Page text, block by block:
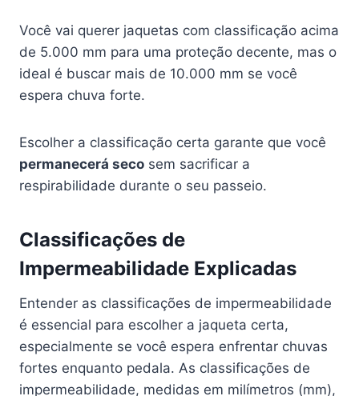
Você vai querer jaquetas com classificação acima
de 5.000 mm para uma proteção decente, mas o
ideal é buscar mais de 10.000 mm se você
espera chuva forte.
Escolher a classificação certa garante que você
permanecerá seco sem sacrificar a
respirabilidade durante o seu passeio.
Classificações de
Impermeabilidade Explicadas
Entender as classificações de impermeabilidade
é essencial para escolher a jaqueta certa,
especialmente se você espera enfrentar chuvas
fortes enquanto pedala. As classificações de
impermeabilidade, medidas em milímetros (mm),